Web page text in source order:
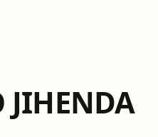
JIHENDA